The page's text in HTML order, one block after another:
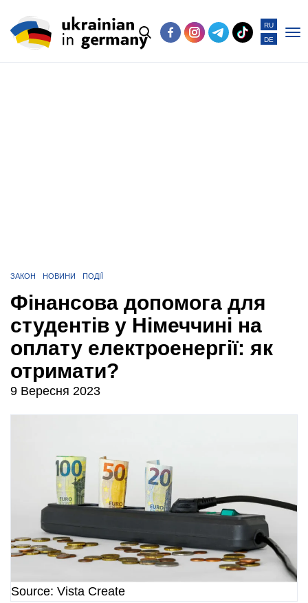
RU
DE
ЗАКОН НОВИНИ ПОДІЇ
Фінансова допомога для
студентів у Німеччині на
оплату електроенергії: як
отримати?
9 Вересня 2023
Source: Vista Create